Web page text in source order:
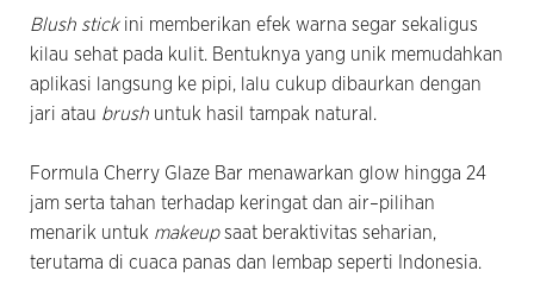
Blush stickini memberikan efek warna segar sekaligus
kilau sehat pada kulit. Bentuknya yang unik memudahkan
aplikasi langsung ke pipi, lalu cukup dibaurkan dengan
jari atau brush untuk hasil tampak natural.
Formula Cherry Glaze Bar menawarkan glow hingga 24
jam serta tahan terhadap keringat dan air–pilihan
menarik untuk makeupsaat beraktivitas seharian,
terutama di cuaca panas dan lembap seperti Indonesia.